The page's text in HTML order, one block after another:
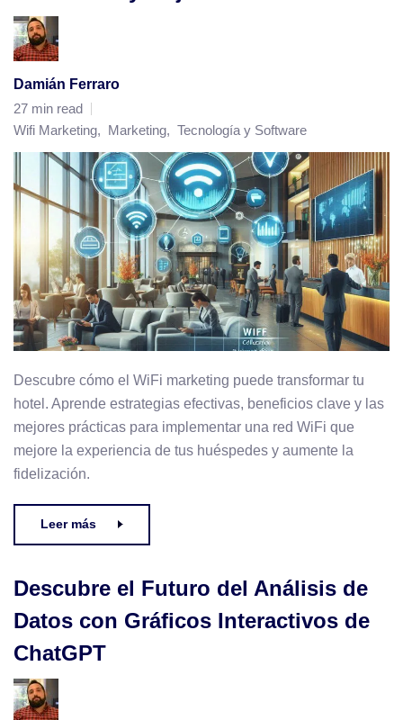
Damián Ferraro
27 min read
Wifi Marketing, Marketing, Tecnología y Software
Descubre cómo el WiFi marketing puede transformar tu
hotel. Aprende estrategias efectivas, beneficios clave y las
mejores prácticas para implementar una red WiFi que
mejore la experiencia de tus huéspedes y aumente la
fidelización.
Leer más
Descubre el Futuro del Análisis de
Datos con Gráficos Interactivos de
ChatGPT